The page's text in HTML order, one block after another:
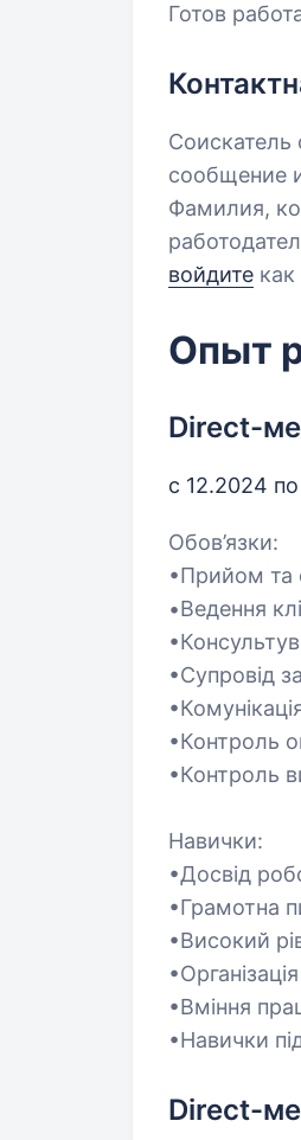
Готов
сообщение
Фамилия,
войдите
Опыт
Direct-
с 12.2024
Обов’язки:
•Прийом та
•Ведення
•Супровід
•Контроль
•Контроль
Навички:
•Досвід
•Грамотна
•Високий
•Вміння
•Навички
Direct-